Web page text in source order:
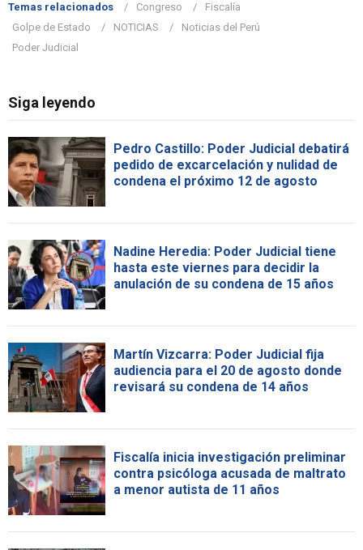
Temas relacionados Congreso
Fiscalía
Golpe de Estado
NOTICIAS
Noticias del Perú
Poder Judicial
Siga leyendo
Pedro Castillo: Poder Judicial debatirá
pedido de excarcelación y nulidad de
condena el próximo 12 de agosto
Nadine Heredia: Poder Judicial tiene
hasta este viernes para decidir la
anulación de su condena de 15 años
Martín Vizcarra: Poder Judicial fija
audiencia para el 20 de agosto donde
revisará su condena de 14 años
Fiscalía inicia investigación preliminar
contra psicóloga acusada de maltrato
a menor autista de 11 años